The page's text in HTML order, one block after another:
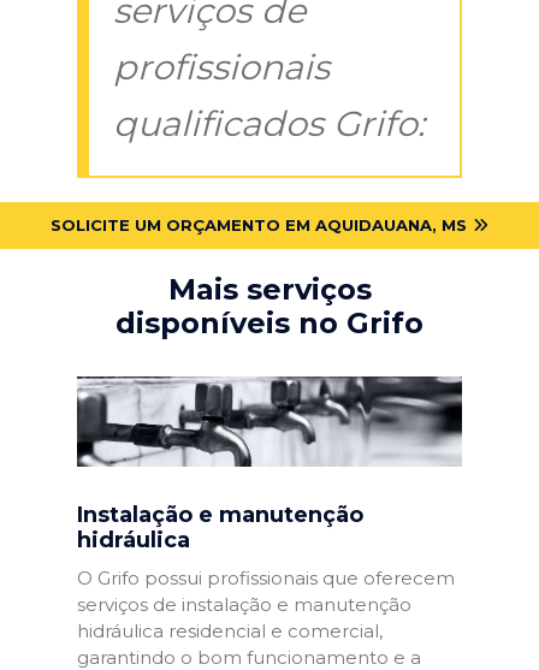
serviços de
profissionais
qualificados Grifo:
SOLICITE UM ORÇAMENTO EM AQUIDAUANA, MS
Mais serviços
disponíveis no Grifo
Instalação e manutenção
hidráulica
O Grifo possui profissionais que oferecem
serviços de instalação e manutenção
hidráulica residencial e comercial,
garantindo o bom funcionamento e a